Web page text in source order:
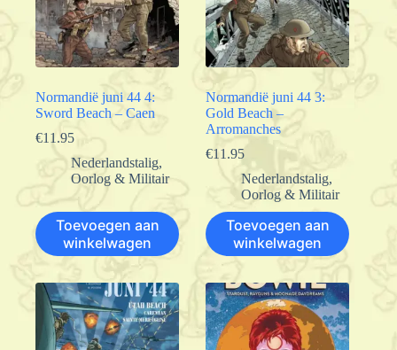
Normandië juni 44 4:
Sword Beach – Caen
€11.95
Nederlandstalig,
Oorlog & Militair
Toevoegen aan
winkelwagen
Normandië juni 44 3:
Gold Beach –
Arromanches
€11.95
Nederlandstalig,
Oorlog & Militair
Toevoegen aan
winkelwagen